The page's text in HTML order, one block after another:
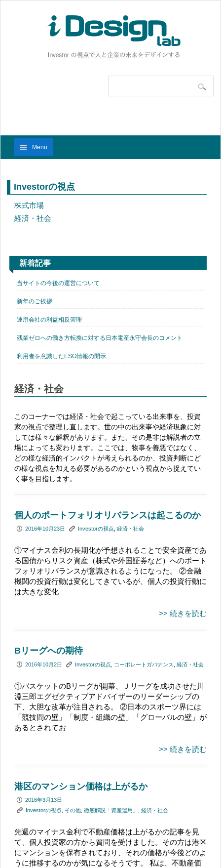
Menu
Investorの視点
株式市場
経済・社会
新着記事
当サイトの今後の運営について
新年のご挨拶
運用会社の利益相反管理
残業ゼロへの働き方転換に対する日本電産永守会長のコメント
利用者を意識したESG情報の開示
経済・社会
このコーナーでは経済・社会で起こっている出来事を、投資
家の視点で整理し直します。世の中の出来事や経済現象に対
しては様々な解釈があります。また、その是非は解説者の立
場によっても変わります。ここでは、物事を善悪ではなく、
どの様な経済的インパクトが考えられるのか、投資判断にど
の様な視点を加える必要があるのかという視点から捉えてい
く事を目指します。
個人のポートフォリオリバランスは起こるのか
P 2016年10月23日 K Investorの視点 経済・社会
①マイナス金利の長期化が予想されることで安全資産であ
る国債からリスク資産（株式や外国証券など）へのポート
フォリオリバランスが意識されるようになった。 ②金融
機関の投資行動は変化してきているが、個人の投資行動に
は大きな変化
>> 続きを読む
Bリーグへの期待
P 2016年10月2日 K Investorの視点 コーポレートガバナンス 経済・社会
①バスケットのBリーグが開幕、Ｊリーグを成功させた川
淵三郎エグゼクティブアドバイザーのリーダーシップの
下、大胆な改革が注目される。 ②日本のスポーツ界には
「競技間の壁」「制度・組織の壁」「グローバルの壁」が
あるとされてお
>> 続きを読む
港区のマンション価格は上がるか
P 2016年3月13日
K Investorの視点 その他 徹底解説「資産運用」 経済・社会
先週のマイナス金利で不動産価格は上がるかの記事を見
て、個人投資家の方から質問を受けました。その方は港区
にマンションを保有されており、それの価格が今後どのよ
うに推移するのかが気になるそうです。 私は、不動産価